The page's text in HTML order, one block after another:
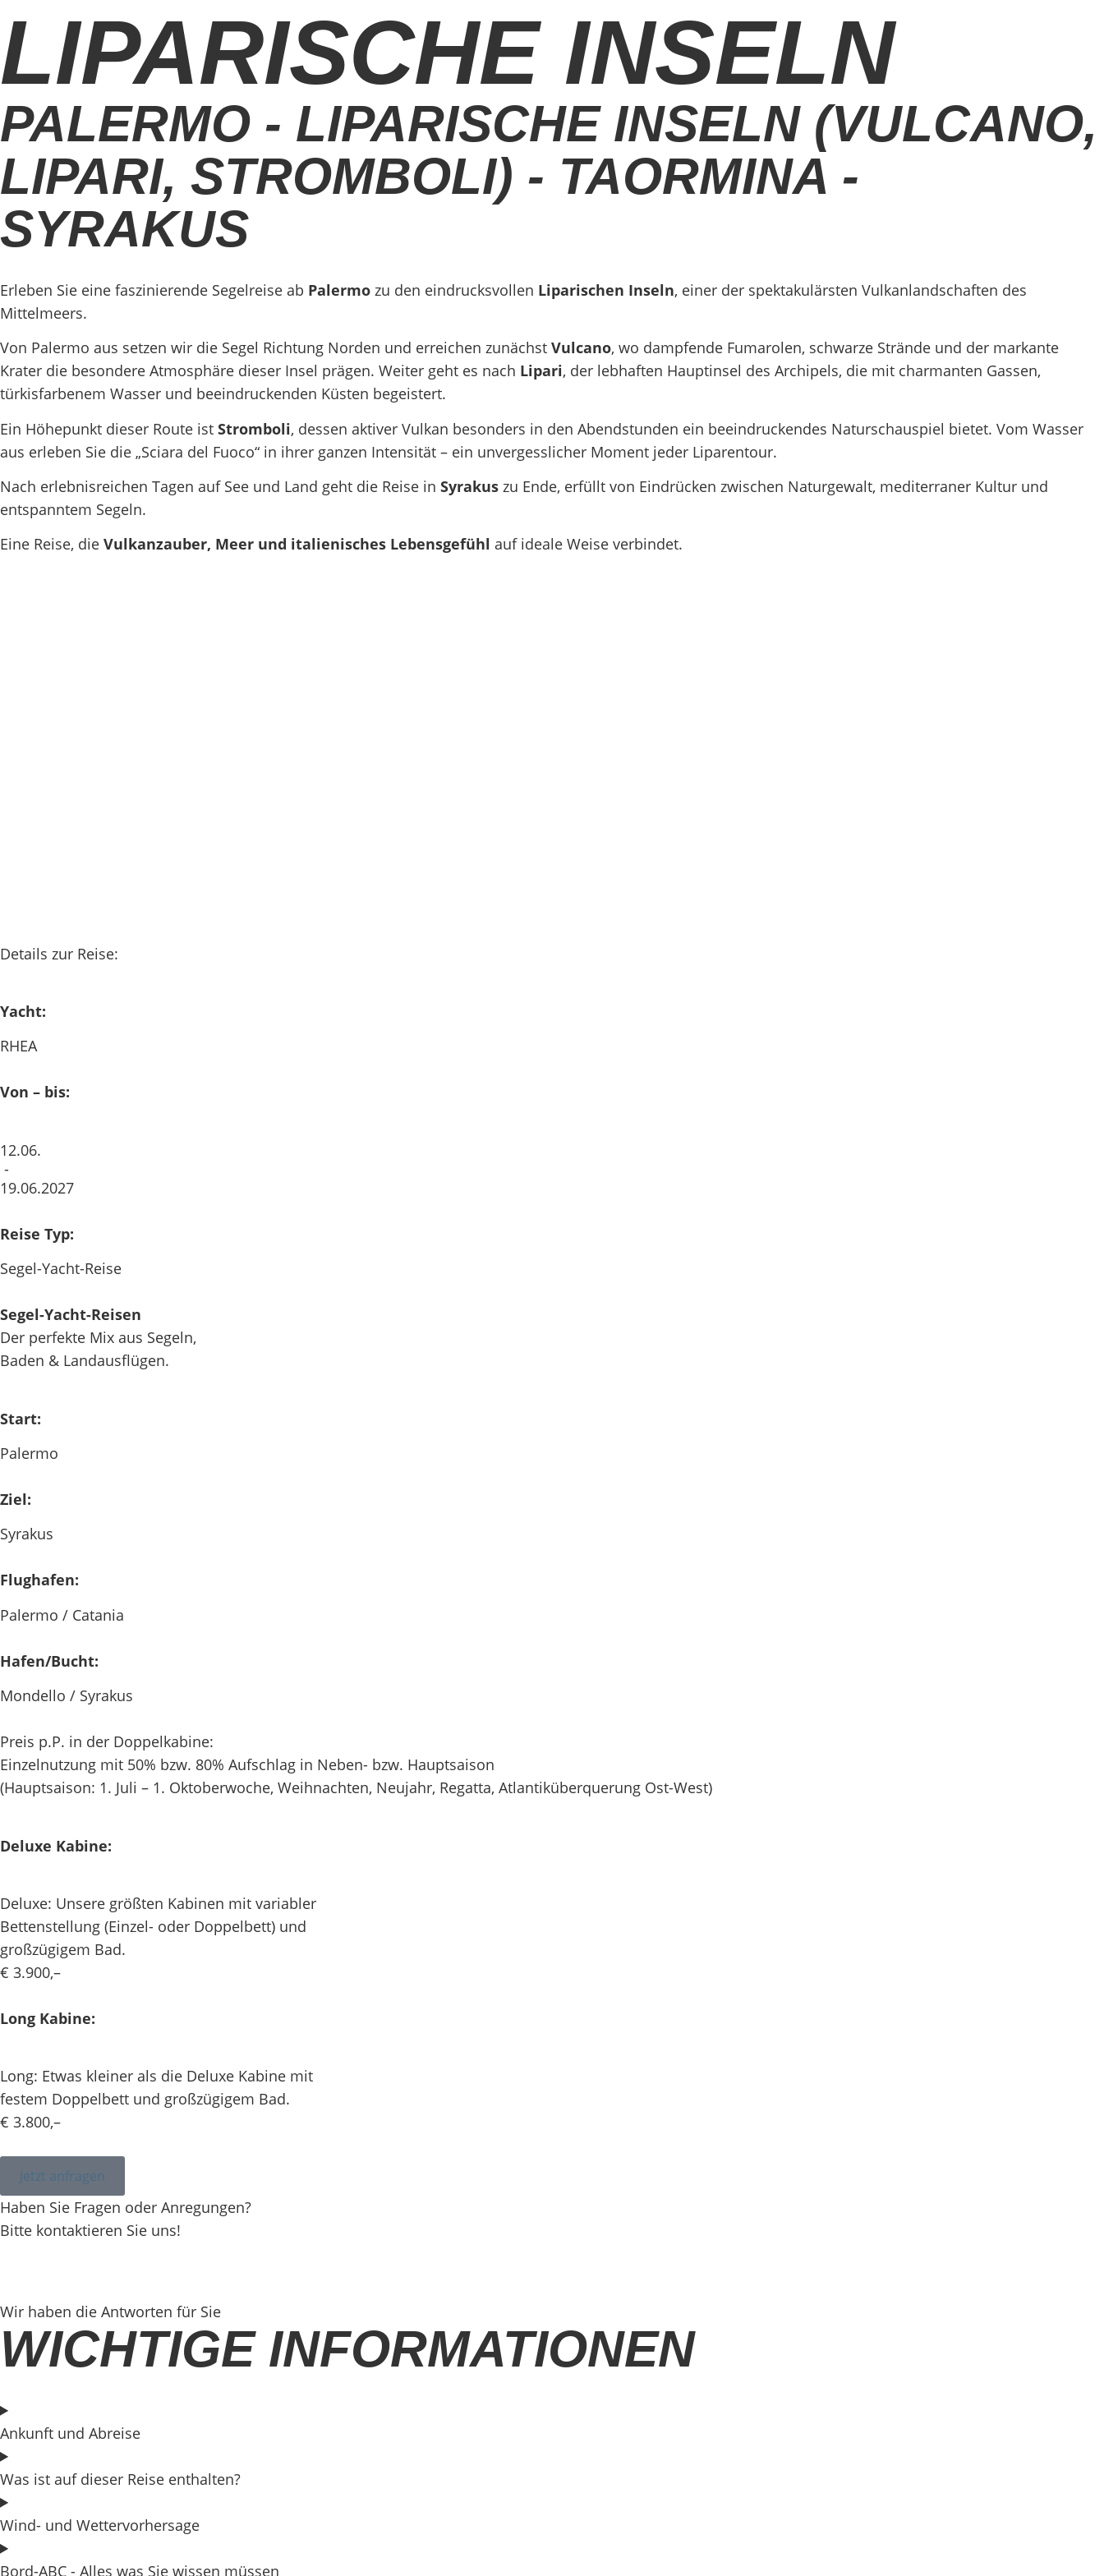
LIPARISCHE INSELN
PALERMO - LIPARISCHE INSELN (VULCANO,
LIPARI, STROMBOLI) - TAORMINA -
SYRAKUS
Erleben Sie eine faszinierende Segelreise ab Palermo zu den eindrucksvollen Liparischen Inseln, einer der spektakulärsten Vulkanlandschaften des
Mittelmeers.
Von Palermo aus setzen wir die Segel Richtung Norden und erreichen zunächst Vulcano, wo dampfende Fumarolen, schwarze Strände und der markante
Krater die besondere Atmosphäre dieser Insel prägen. Weiter geht es nach Lipari, der lebhaften Hauptinsel des Archipels, die mit charmanten Gassen,
türkisfarbenem Wasser und beeindruckenden Küsten begeistert.
Ein Höhepunkt dieser Route ist Stromboli, dessen aktiver Vulkan besonders in den Abendstunden ein beeindruckendes Naturschauspiel bietet. Vom Wasser
aus erleben Sie die „Sciara del Fuoco“ in ihrer ganzen Intensität – ein unvergesslicher Moment jeder Liparentour.
Nach erlebnisreichen Tagen auf See und Land geht die Reise in Syrakus zu Ende, erfüllt von Eindrücken zwischen Naturgewalt, mediterraner Kultur und
entspanntem Segeln.
Eine Reise, die Vulkanzauber, Meer und italienisches Lebensgefühl auf ideale Weise verbindet.
Details zur Reise:
Yacht:
RHEA
Von – bis:
12.06.
-
19.06.2027
Reise Typ:
Segel-Yacht-Reise
Segel-Yacht-Reisen
Der perfekte Mix aus Segeln,
Baden & Landausflügen.
Start:
Palermo
Ziel:
Syrakus
Flughafen:
Palermo / Catania
Hafen/Bucht:
Mondello / Syrakus
Preis p.P. in der Doppelkabine:
Einzelnutzung mit 50% bzw. 80% Aufschlag in Neben- bzw. Hauptsaison
(Hauptsaison: 1. Juli – 1. Oktoberwoche, Weihnachten, Neujahr, Regatta, Atlantiküberquerung Ost-West)
Deluxe Kabine:
Deluxe: Unsere größten Kabinen mit variabler
Bettenstellung (Einzel- oder Doppelbett) und
großzügigem Bad.
€ 3.900,–
Long Kabine:
Long: Etwas kleiner als die Deluxe Kabine mit
festem Doppelbett und großzügigem Bad.
€ 3.800,–
Jetzt anfragen
Haben Sie Fragen oder Anregungen?
Bitte kontaktieren Sie uns!
Wir haben die Antworten für Sie
WICHTIGE INFORMATIONEN
Ankunft und Abreise
Was ist auf dieser Reise enthalten?
Wind- und Wettervorhersage
Bord-ABC - Alles was Sie wissen müssen